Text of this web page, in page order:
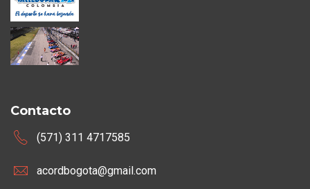
Contacto
(571) 311 4717585
acordbogota@gmail.com